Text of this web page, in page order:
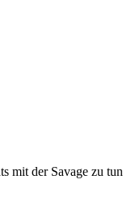
mit der Savage zu tun